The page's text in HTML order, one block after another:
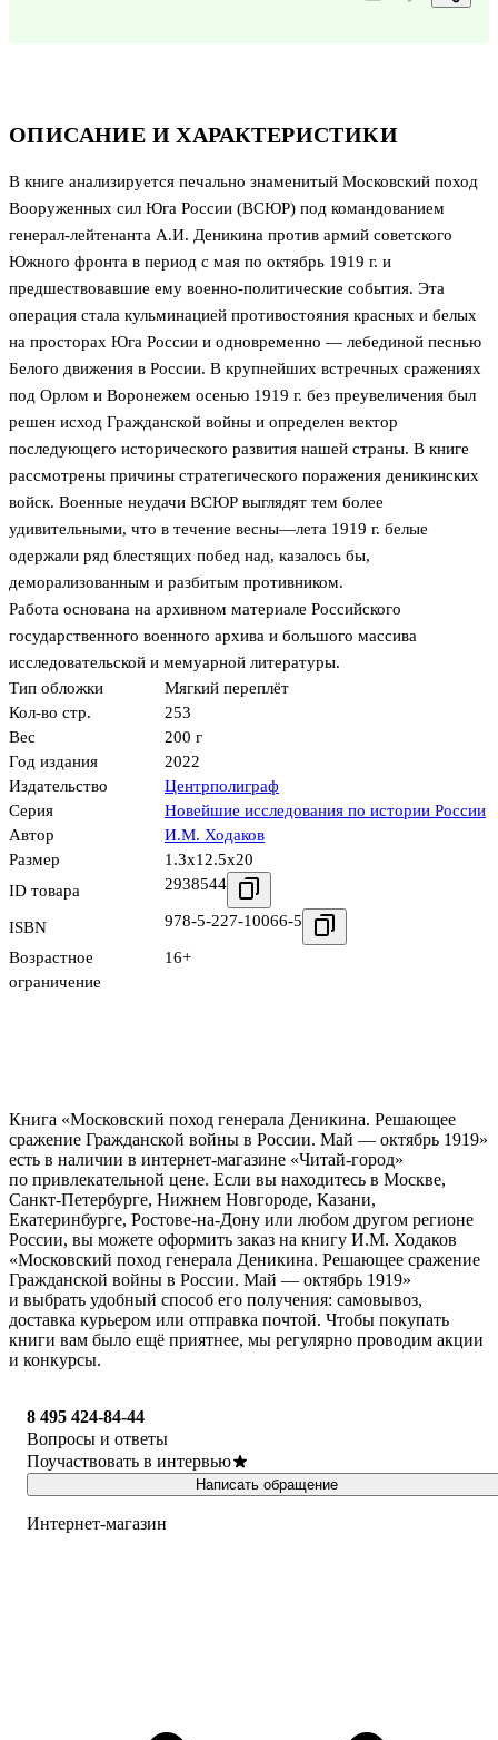
ОПИСАНИЕ И ХАРАКТЕРИСТИКИ
В книге анализируется печально знаменитый Московский поход
Вооруженных сил Юга России (ВСЮР) под командованием
генерал-лейтенанта А.И. Деникина против армий советского
Южного фронта в период с мая по октябрь 1919 г. и
предшествовавшие ему военно-политические события. Эта
операция стала кульминацией противостояния красных и белых
на просторах Юга России и одновременно — лебединой песнью
Белого движения в России. В крупнейших встречных сражениях
под Орлом и Воронежем осенью 1919 г. без преувеличения был
решен исход Гражданской войны и определен вектор
последующего исторического развития нашей страны. В книге
рассмотрены причины стратегического поражения деникинских
войск. Военные неудачи ВСЮР выглядят тем более
удивительными, что в течение весны—лета 1919 г. белые
одержали ряд блестящих побед над, казалось бы,
деморализованным и разбитым противником.
Работа основана на архивном материале Российского
государственного военного архива и большого массива
исследовательской и мемуарной литературы.
Тип обложки
Мягкий переплёт
Кол-во стр.
253
Вес
200 г
Год издания
2022
Издательство
Центрполиграф
Серия
Новейшие исследования по истории России
Автор
И.М. Ходаков
Размер
1.3x12.5x20
ID товара
2938544
ISBN 978-5-227-10066-5
Возрастное
ограничение
16+
Книга «Московский поход генерала Деникина. Решающее
сражение Гражданской войны в России. Май — октябрь 1919»
есть в наличии в интернет-магазине «Читай-город»
по привлекательной цене. Если вы находитесь в Москве,
Санкт-Петербурге, Нижнем Новгороде, Казани,
Екатеринбурге, Ростове-на-Дону или любом другом регионе
России, вы можете оформить заказ на книгу И.М. Ходаков
«Московский поход генерала Деникина. Решающее сражение
Гражданской войны в России. Май — октябрь 1919»
и выбрать удобный способ его получения: самовывоз,
доставка курьером или отправка почтой. Чтобы покупать
книги вам было ещё приятнее, мы регулярно проводим акции
и конкурсы.
8 495 424-84-44
Вопросы и ответы
Поучаствовать в интервью
Написать обращение
Интернет-магазин